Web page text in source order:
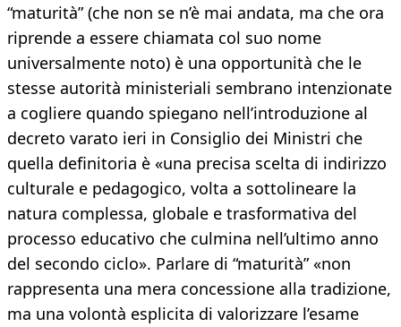
“maturità” (che non se n’è mai andata, ma che ora
riprende a essere chiamata col suo nome
universalmente noto) è una opportunità che le
stesse autorità ministeriali sembrano intenzionate
a cogliere quando spiegano nell’introduzione al
decreto varato ieri in Consiglio dei Ministri che
quella definitoria è «una precisa scelta di indirizzo
culturale e pedagogico, volta a sottolineare la
natura complessa, globale e trasformativa del
processo educativo che culmina nell’ultimo anno
del secondo ciclo». Parlare di “maturità” «non
rappresenta una mera concessione alla tradizione,
ma una volontà esplicita di valorizzare l’esame